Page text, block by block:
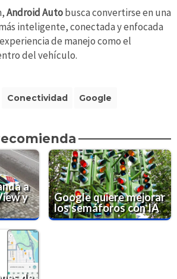
Android Autobusca convertirse en una
inteligente, conectada y enfocada
de manejo como el
del vehículo.
Conectividad Google
a
y
Google quiere mejorar
los semáforos con IA